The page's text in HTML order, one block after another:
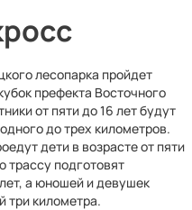
лесопарка пройдет
префекта Восточного
от пяти до 16 лет будут
до трех километров.
дети в возрасте от пяти
трассу подготовят
а юношей и девушек
три километра.